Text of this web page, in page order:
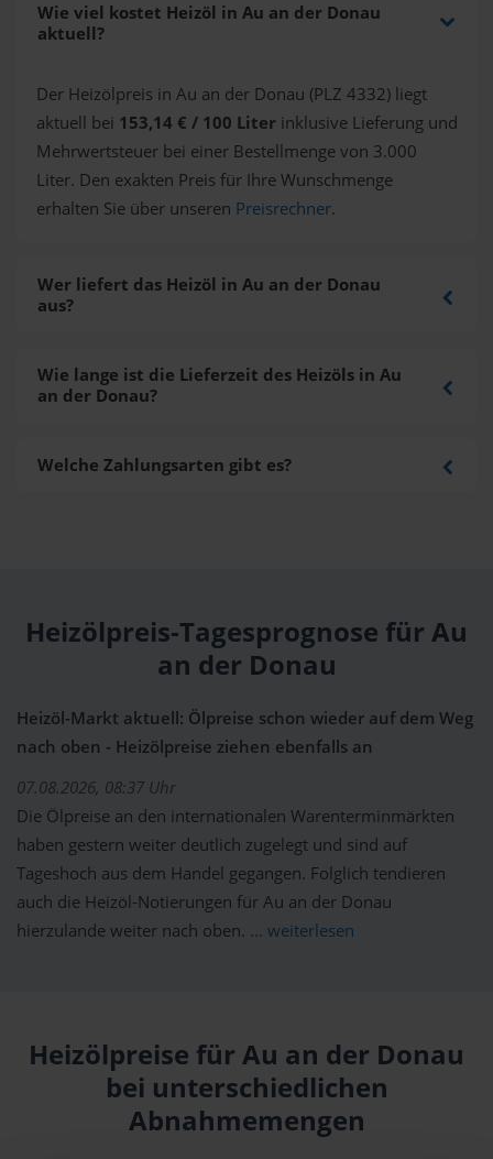
Wie viel kostet Heizöl in Au an der Donau
aktuell?
Der Heizölpreis in Au an der Donau (PLZ 4332) liegt
aktuell bei 153,14 € / 100 Liter inklusive Lieferung und
Mehrwertsteuer bei einer Bestellmenge von 3.000
Liter. Den exakten Preis für Ihre Wunschmenge
erhalten Sie über unseren Preisrechner.
Wer liefert das Heizöl in Au an der Donau
aus?
Wie lange ist die Lieferzeit des Heizöls in Au
an der Donau?
Welche Zahlungsarten gibt es?
Heizölpreis-Tagesprognose für Au
an der Donau
Heizöl-Markt aktuell: Ölpreise schon wieder auf dem Weg
nach oben - Heizölpreise ziehen ebenfalls an
07.08.2026, 08:37 Uhr
Die Ölpreise an den internationalen Warenterminmärkten
haben gestern weiter deutlich zugelegt und sind auf
Tageshoch aus dem Handel gegangen. Folglich tendieren
auch die Heizöl-Notierungen für Au an der Donau
hierzulande weiter nach oben. ... weiterlesen
Heizölpreise für Au an der Donau
bei unterschiedlichen
Abnahmemengen